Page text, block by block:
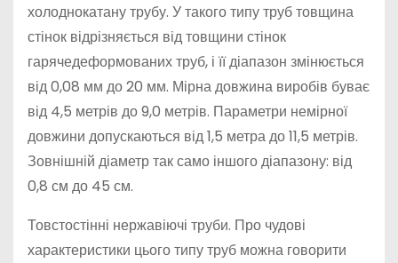
холоднокатану трубу. У такого типу труб товщина
стінок відрізняється від товщини стінок
гарячедеформованих труб, і її діапазон змінюється
від 0,08 мм до 20 мм. Мірна довжина виробів буває
від 4,5 метрів до 9,0 метрів. Параметри немірної
довжини допускаються від 1,5 метра до 11,5 метрів.
Зовнішній діаметр так само іншого діапазону: від
0,8 см до 45 см.
Товстостінні нержавіючі труби. Про чудові
характеристики цього типу труб можна говорити